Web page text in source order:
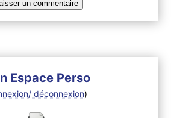
Espace Perso
déconnexion)